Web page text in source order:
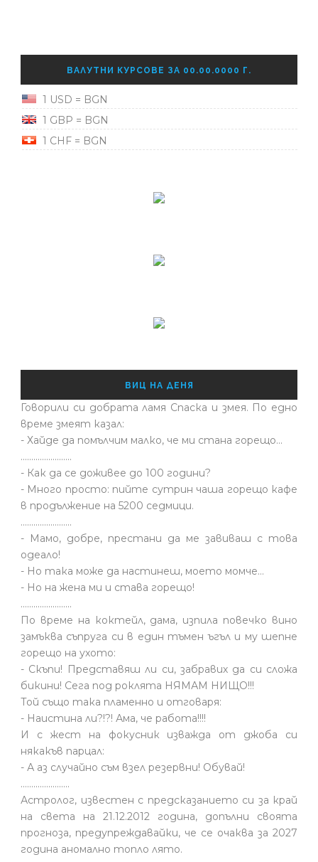
ВАЛУТНИ КУРСОВЕ ЗА 00.00.0000 Г.
1 USD = BGN
1 GBP = BGN
1 CHF = BGN
ВИЦ НА ДЕНЯ
Говорили си добрата ламя Спаска и змея. По едно
време змеят казал:
- Хайде да помълчим малко, че ми стана горещо...
........................
- Как да се доживее до 100 години?
- Много просто: пийте сутрин чаша горещо кафе
в продължение на 5200 седмици.
........................
- Мамо, добре, престани да ме завиваш с това
одеало!
- Но така може да настинеш, моето момче…
- Но на жена ми и става горещо!
........................
По време на коктейл, дама, изпила повечко вино
замъква съпруга си в един тъмен ъгъл и му шепне
горещо на ухото:
- Скъпи! Представяш ли си, забравих да си сложа
бикини! Сега под роклята НЯМАМ НИЩО!!!
Той също така пламенно и отговаря:
- Наистина ли?!?! Ама, че работа!!!!
И с жест на фокусник изважда от джоба си
някакъв парцал:
- А аз случайно съм взел резервни! Обувай!
.......................
Астролог, известен с предсказанието си за край
на света на 21.12.2012 година, допълни своята
прогноза, предупреждавайки, че се очаква за 2027
година аномално топло лято.